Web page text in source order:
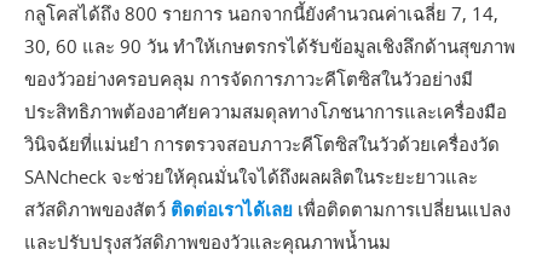
กลูโคสได้ถึง 800 รายการ นอกจากนี้ยังคำนวณค่าเฉลี่ย 7, 14,
30, 60 และ 90 วัน ทำให้เกษตรกรได้รับข้อมูลเชิงลึกด้านสุขภาพ
ของวัวอย่างครอบคลุม การจัดการภาวะคีโตซิสในวัวอย่างมี
ประสิทธิภาพต้องอาศัยความสมดุลทางโภชนาการและเครื่องมือ
วินิจฉัยที่แม่นยำ การตรวจสอบภาวะคีโตซิสในวัวด้วยเครื่องวัด
SANcheck จะช่วยให้คุณมั่นใจได้ถึงผลผลิตในระยะยาวและ
สวัสดิภาพของสัตว์ ติดต่อเราได้เลย เพื่อติดตามการเปลี่ยนแปลง
และปรับปรุงสวัสดิภาพของวัวและคุณภาพน้ำนม